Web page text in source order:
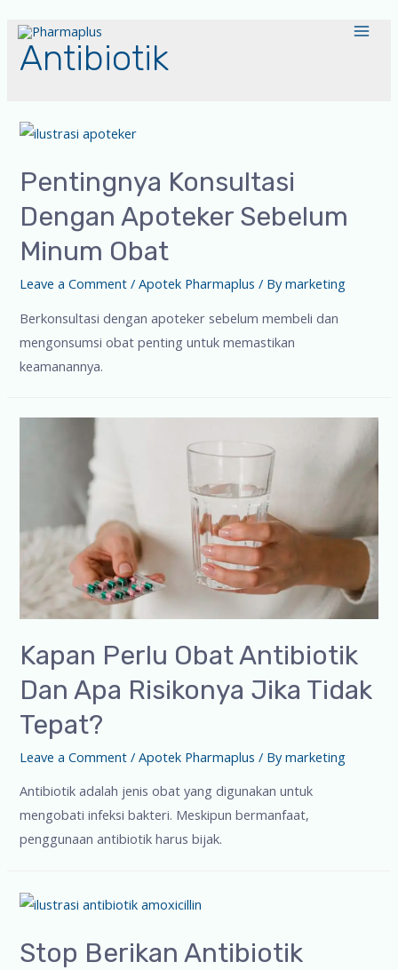
Antibiotik
Pentingnya Konsultasi
Dengan Apoteker Sebelum
Minum Obat
Leave a Comment /Apotek Pharmaplus / Bymarketing
Berkonsultasi dengan apoteker sebelum membeli dan
mengonsumsi obat penting untuk memastikan
keamanannya.
Kapan Perlu Obat Antibiotik
Dan Apa Risikonya Jika Tidak
Tepat?
Leave a Comment /Apotek Pharmaplus / Bymarketing
Antibiotik adalah jenis obat yang digunakan untuk
mengobati infeksi bakteri. Meskipun bermanfaat,
penggunaan antibiotik harus bijak.
Stop Berikan Antibiotik